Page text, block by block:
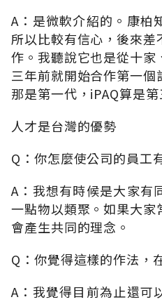
A：是微軟介紹的。康柏
所以比較有信心，後來
作。我聽說它也是從十家
三年前就開始合作第一個
那是第一代，iPAQ算是第
人才是台灣的優勢
Q：你怎麼使公司的員工
A：我想有時候是大家有
一點物以類聚。如果大
會產生共同的理念。
Q：你覺得這樣的作法，
A：我覺得目前為止還可